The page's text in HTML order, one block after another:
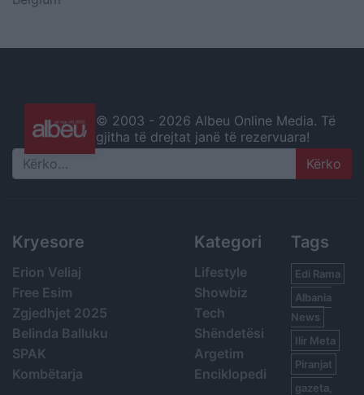
© 2003 - 2026 Albeu Online Media. Të
gjitha të drejtat janë të rezervuara!
Search
Kryesore
Erion Veliaj
Free Esim
Zgjedhjet 2025
Belinda Balluku
SPAK
Kombëtarja
Kategori
Lifestyle
Showbiz
Tech
Shëndetësi
Argetim
Enciklopedi
Tags
Edi Rama
Albania
News
Ilir Meta
Piranjat
gazeta,